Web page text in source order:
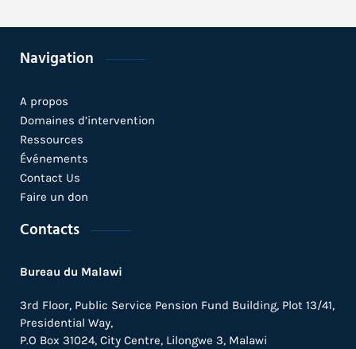
Navigation
A propos
Domaines d’intervention
Ressources
Événements
Contact Us
Faire un don
Contacts
Bureau du Malawi
3rd Floor, Public Service Pension Fund Building, Plot 13/41,
Presidential Way,
P.O Box 31024, City Centre, Lilongwe 3, Malawi